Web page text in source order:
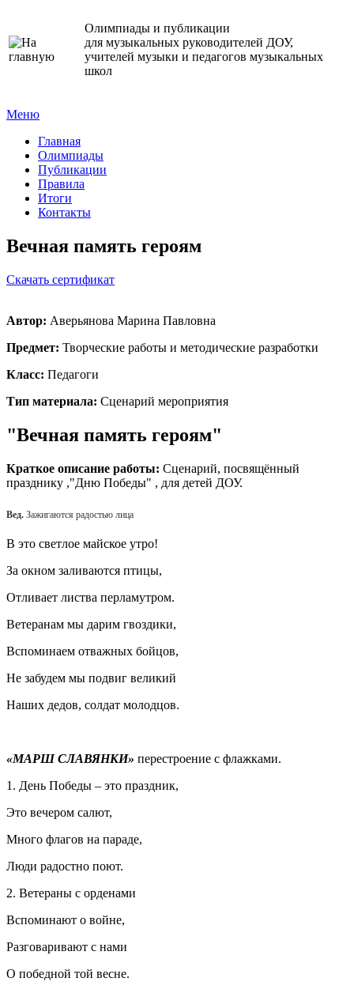
Олимпиады и публикации
для музыкальных руководителей ДОУ,
учителей музыки и педагогов музыкальных
школ
Меню
Главная
Олимпиады
Публикации
Правила
Итоги
Контакты
Вечная память героям
Cкачать сертификат
Автор: Аверьянова Марина Павловна
Предмет: Творческие работы и методические разработки
Класс: Педагоги
Тип материала: Сценарий мероприятия
"Вечная память героям"
Краткое описание работы: Сценарий, посвящённый
празднику ,"Дню Победы" , для детей ДОУ.
Вед. Зажигаются радостью лица
В это светлое майское утро!
За окном заливаются птицы,
Отливает листва перламутром.
Ветеранам мы дарим гвоздики,
Вспоминаем отважных бойцов,
Не забудем мы подвиг великий
Наших дедов, солдат молодцов.
«МАРШ СЛАВЯНКИ» перестроение с флажками.
1. День Победы – это праздник,
Это вечером салют,
Много флагов на параде,
Люди радостно поют.
2. Ветераны с орденами
Вспоминают о войне,
Разговаривают с нами
О победной той весне.